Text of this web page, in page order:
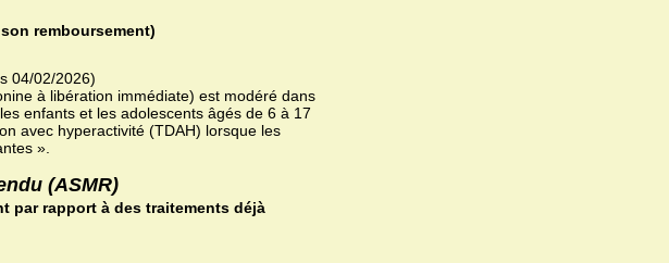
remboursement)
04/02/2026)
à libération immédiate) est modéré dans
enfants et les adolescents âgés de 6 à 17
avec hyperactivité (TDAH) lorsque les
».
(ASMR)
par rapport à des traitements déjà